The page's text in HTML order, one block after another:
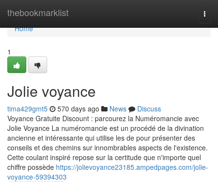
thebookmarklist
Home
Home
1
Jolie voyance
tima429gmt5 570 days ago News
Discuss
Voyance Gratuite Discount : parcourez la Numéromancie avec
Jolie Voyance La numéromancie est un procédé de la divination
ancienne et intéressante qui utilise les de pour présenter des
conseils et des chemins sur innombrables aspects de l'existence.
Cette coulant inspiré repose sur la certitude que n'importe quel
chiffre possède https://jolievoyance23185.ampedpages.com/jolie-
voyance-59394303